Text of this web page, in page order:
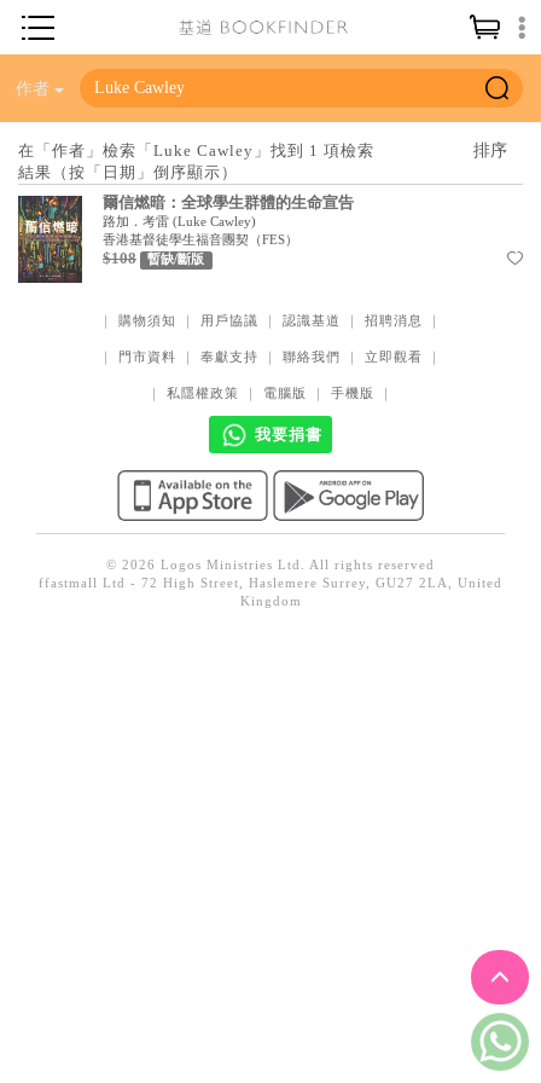
神學／教義
聖經
信仰入門
教會歷史
信徒生活
教會事工
社會／倫理
哲學／宗教比較
見證／傳記
作者
在「作者」檢索「Luke Cawley」找到 1 項檢索
結果（按「日期」倒序顯示）
爾信燃暗：全球學生群體的生命宣告
路加．考雷 (Luke Cawley)
香港基督徒學生福音團契（FES）
$108 暫缺/斷版
｜ 購物須知 ｜ 用戶協議 ｜ 認識基道 ｜ 招聘消息 ｜
｜ 門市資料 ｜ 奉獻支持 ｜ 聯絡我們 ｜ 立即觀看 ｜
｜ 私隱權政策 ｜ 電腦版 ｜ 手機版 ｜
我要捐書
© 2026 Logos Ministries Ltd. All rights reserved
ffastmall Ltd - 72 High Street, Haslemere Surrey, GU27 2LA, United
Kingdom